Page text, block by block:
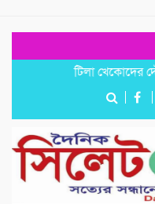
টিলা খেকোদের